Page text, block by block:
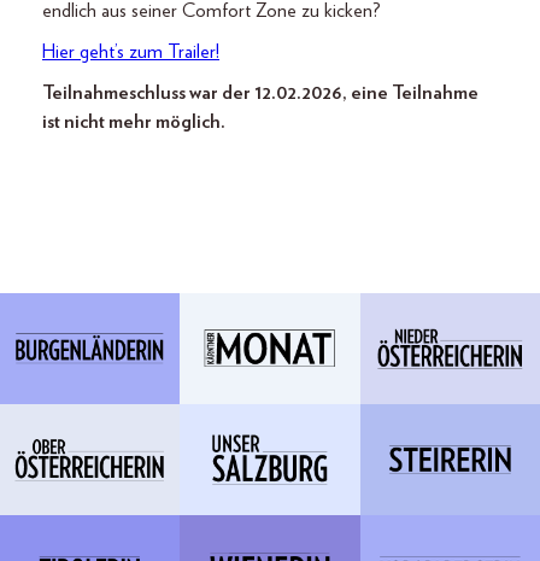
endlich aus seiner Comfort Zone zu kicken?
Hier geht’s zum Trailer!
Teilnahmeschluss war der 12.02.2026, eine Teilnahme
ist nicht mehr möglich.